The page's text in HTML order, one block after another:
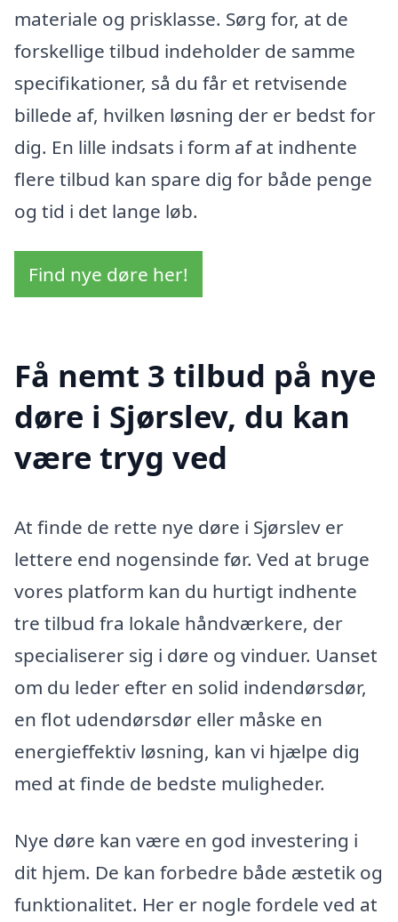
materiale og prisklasse. Sørg for, at de
forskellige tilbud indeholder de samme
specifikationer, så du får et retvisende
billede af, hvilken løsning der er bedst for
dig. En lille indsats i form af at indhente
flere tilbud kan spare dig for både penge
og tid i det lange løb.
Find nye døre her!
Få nemt 3 tilbud på nye
døre i Sjørslev, du kan
være tryg ved
At finde de rette nye døre i Sjørslev er
lettere end nogensinde før. Ved at bruge
vores platform kan du hurtigt indhente
tre tilbud fra lokale håndværkere, der
specialiserer sig i døre og vinduer. Uanset
om du leder efter en solid indendørsdør,
en flot udendørsdør eller måske en
energieffektiv løsning, kan vi hjælpe dig
med at finde de bedste muligheder.
Nye døre kan være en god investering i
dit hjem. De kan forbedre både æstetik og
funktionalitet. Her er nogle fordele ved at